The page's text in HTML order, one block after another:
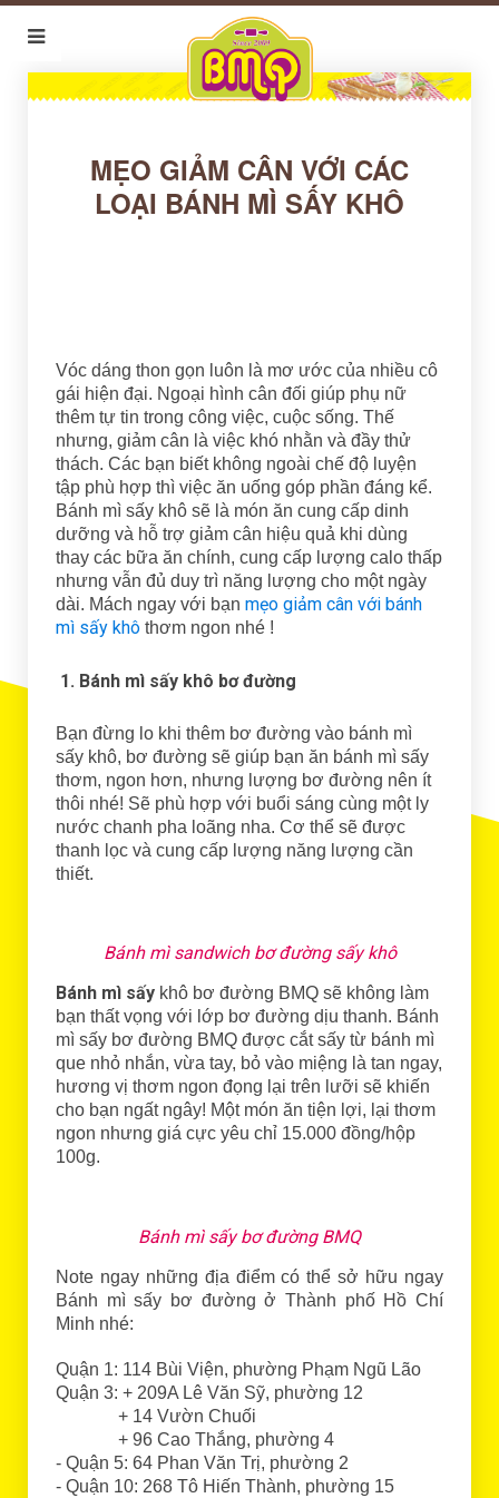
MẸO GIẢM CÂN VỚI CÁC
LOẠI BÁNH MÌ SẤY KHÔ
Vóc dáng thon gọn luôn là mơ ước của nhiều cô
gái hiện đại. Ngoại hình cân đối giúp phụ nữ
thêm tự tin trong công việc, cuộc sống. Thế
nhưng, giảm cân là việc khó nhằn và đầy thử
thách. Các bạn biết không ngoài chế độ luyện
tập phù hợp thì việc ăn uống góp phần đáng kể.
Bánh mì sấy khô sẽ là món ăn cung cấp dinh
dưỡng và hỗ trợ giảm cân hiệu quả khi dùng
thay các bữa ăn chính, cung cấp lượng calo thấp
nhưng vẫn đủ duy trì năng lượng cho một ngày
dài. Mách ngay với bạn mẹo giảm cân với bánh
mì sấy khô thơm ngon nhé !
1. Bánh mì sấy khô bơ đường
Bạn đừng lo khi thêm bơ đường vào bánh mì
sấy khô, bơ đường sẽ giúp bạn ăn bánh mì sấy
thơm, ngon hơn, nhưng lượng bơ đường nên ít
thôi nhé! Sẽ phù hợp với buổi sáng cùng một ly
nước chanh pha loãng nha. Cơ thể sẽ được
thanh lọc và cung cấp lượng năng lượng cần
thiết.
Bánh mì sandwich bơ đường sấy khô
Bánh mì sấy khô bơ đường BMQ sẽ không làm
bạn thất vọng với lớp bơ đường dịu thanh. Bánh
mì sấy bơ đường BMQ được cắt sấy từ bánh mì
que nhỏ nhắn, vừa tay, bỏ vào miệng là tan ngay,
hương vị thơm ngon đọng lại trên lưỡi sẽ khiến
cho bạn ngất ngây! Một món ăn tiện lợi, lại thơm
ngon nhưng giá cực yêu chỉ 15.000 đồng/hộp
100g.
Bánh mì sấy bơ đường BMQ
Note ngay những địa điểm có thể sở hữu ngay
Bánh mì sấy bơ đường ở Thành phố Hồ Chí
Minh nhé:
Quận 1: 114 Bùi Viện, phường Phạm Ngũ Lão
Quận 3: + 209A Lê Văn Sỹ, phường 12
+ 14 Vườn Chuối
+ 96 Cao Thắng, phường 4
- Quận 5: 64 Phan Văn Trị, phường 2
- Quận 10: 268 Tô Hiến Thành, phường 15